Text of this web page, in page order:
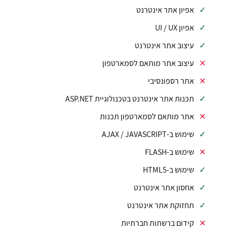
אפיון אתר אינטרנט
אפיון UI / UX
עיצוב אתר אינטרנט
עיצוב אתר מותאם לסמארטפון
אתר רספונסיבי
תכנות אתר אינטרנט בטכנולוגיית ASP.NET
אתר מותאם לסמארטפון תכנות
שימוש ב-AJAX / JAVASCRIPT
שימוש ב-FLASH
שימוש ב-HTML5
אחסון אתר אינטרנט
תחזוקת אתר אינטרנט
קידום ברשתות חברתיות